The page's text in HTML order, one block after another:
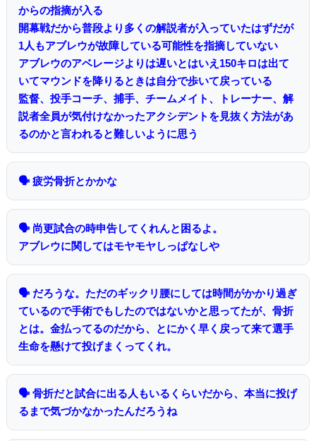
からの指摘が入る
開幕戦だから普段より多くの解説者が入っていたはずだが
1人もアブレウが故障している可能性を指摘していない
アブレウのアベレージよりは遅いとはいえ150キロは出て
いてマウンドを降りるときは自分で歩いて戻っている
監督、投手コーチ、捕手、チームメイト、トレーナー、解
説者全員が気付けなかったアクシデントを見抜く方法があ
るのかと言われると難しいように思う
🗣 疲労骨折とかかな
🗣 尚更試合の時申告してくれんと困るよ。
アブレウに関してはモヤモヤしっぱなしや
🗣 だろうな。ただのギックリ腰にしては時間がかかり過ぎ
ているので手術でもしたのではないかと思ってたが、骨折
とは。金払ってるのだから、とにかく早く戻って来て選手
生命を懸けて投げまくってくれ。
🗣 骨折だと試合に出る人もいるくらいだから、本当に投げ
るまで気づかなかったんだろうね